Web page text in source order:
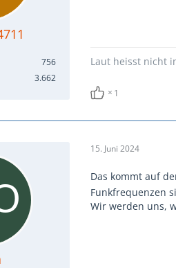
756
3.662
Laut heisst nicht
1
15. Juni 2024
Das kommt auf
Funkfrequenzen
Wir werden uns,